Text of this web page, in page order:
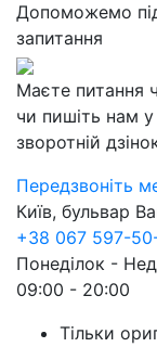
Допоможемо
запитання
Маєте питання
чи пишіть нам
зворотній
Передзвоніть
Київ, бульвар
+38 067 597-
Понеділок -
09:00 - 20:00
Тільки